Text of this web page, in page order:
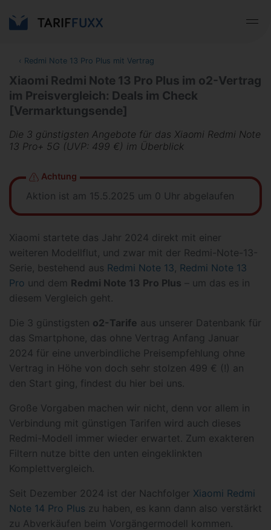
‹ Redmi Note 13 Pro Plus mit Vertrag
Xiaomi Redmi Note 13 Pro Plus im o2-Vertrag
im Preisvergleich: Deals im Check
[Vermarktungsende]
Die 3 günstigsten Angebote für das Xiaomi Redmi Note
13 Pro+ 5G (UVP: 499 €) im Überblick
Achtung
Aktion ist am 15.5.2025 um 0 Uhr abgelaufen
Xiaomi startete das Jahr 2024 direkt mit einer
weiteren Modellflut, und zwar mit der Redmi-Note-13-
Serie, bestehend aus Redmi Note 13, Redmi Note 13
Pro und dem Redmi Note 13 Pro Plus – um das es in
diesem Vergleich geht.
Die 3 günstigsten o2-Tarife aus unserer Datenbank für
das Smartphone, das ohne Vertrag Anfang Januar
2024 für eine unverbindliche Preisempfehlung ohne
Vertrag in Höhe von doch sehr stolzen 499 € (!) an
den Start ging, findest du hier bei uns.
Große Vorgaben machen wir nicht, denn vor allem in
Verbindung mit günstigen Tarifen wird auch dieses
Redmi-Modell immer wieder erwartet. Zum exakteren
Filtern nutze bitte den unten eingeklinkten
Komplettvergleich.
Seit Dezember 2024 ist der Nachfolger Xiaomi Redmi
Note 14 Pro Plus zu haben, es kann dann also verstärkt
zu Abverkäufen beim Vorgängermodell kommen.